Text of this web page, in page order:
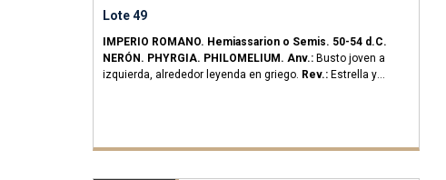
Lote 49
IMPERIO ROMANO. Hemiassarion o Semis. 50-54 d.C.
NERÓN. PHYRGIA. PHILOMELIUM. Anv.: Busto joven a
izquierda, alrededor leyenda en griego. Rev.: Estrella y